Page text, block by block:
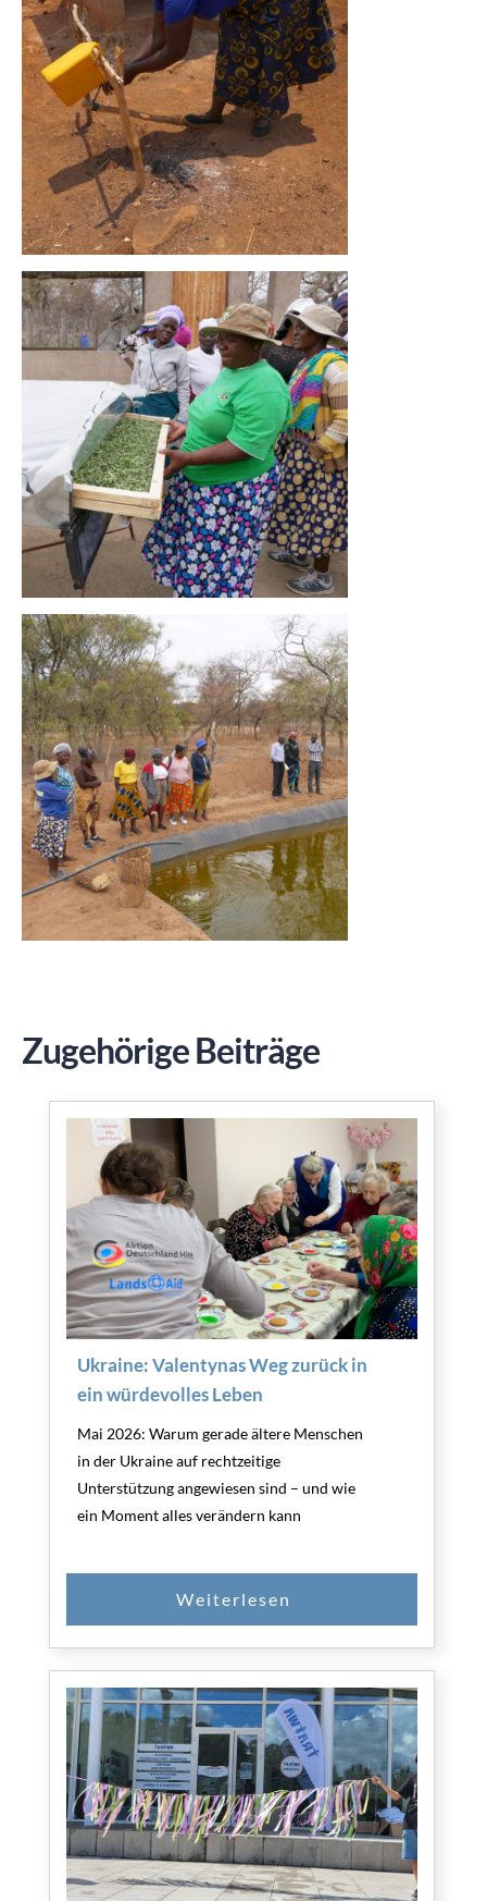
Zugehörige Beiträge
Ukraine: Valentynas Weg zurück in
ein würdevolles Leben
Mai 2026: Warum gerade ältere Menschen
in der Ukraine auf rechtzeitige
Unterstützung angewiesen sind – und wie
ein Moment alles verändern kann